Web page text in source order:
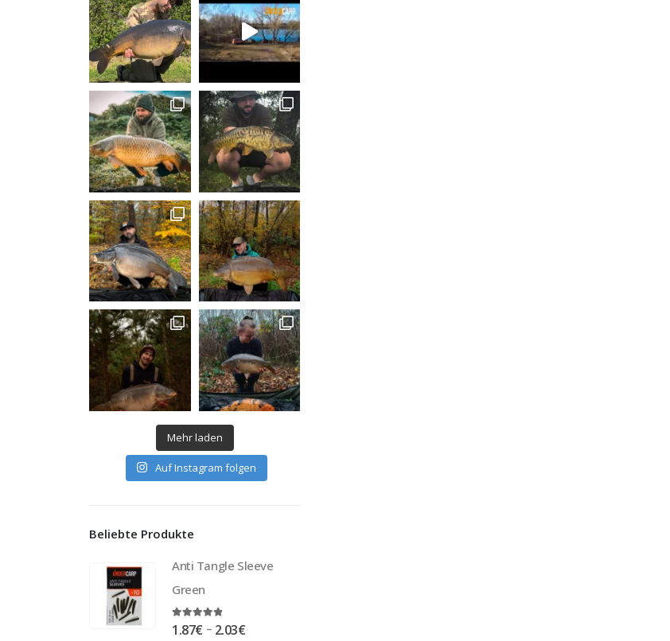
Mehr laden
Auf Instagram folgen
Beliebte Produkte
Anti Tangle Sleeve
Green
4.75out of 5
1.87€– 2.03€